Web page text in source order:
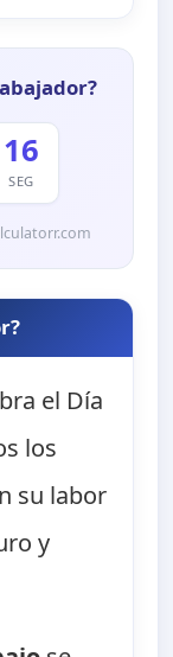
15
SEG
el Día
los
su labor
y